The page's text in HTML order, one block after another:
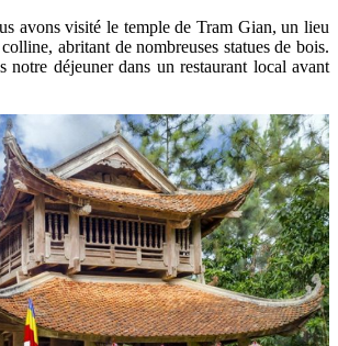
avons visité le temple de Tram Gian, un lieu
abritant de nombreuses statues de bois.
notre déjeuner dans un restaurant local avant